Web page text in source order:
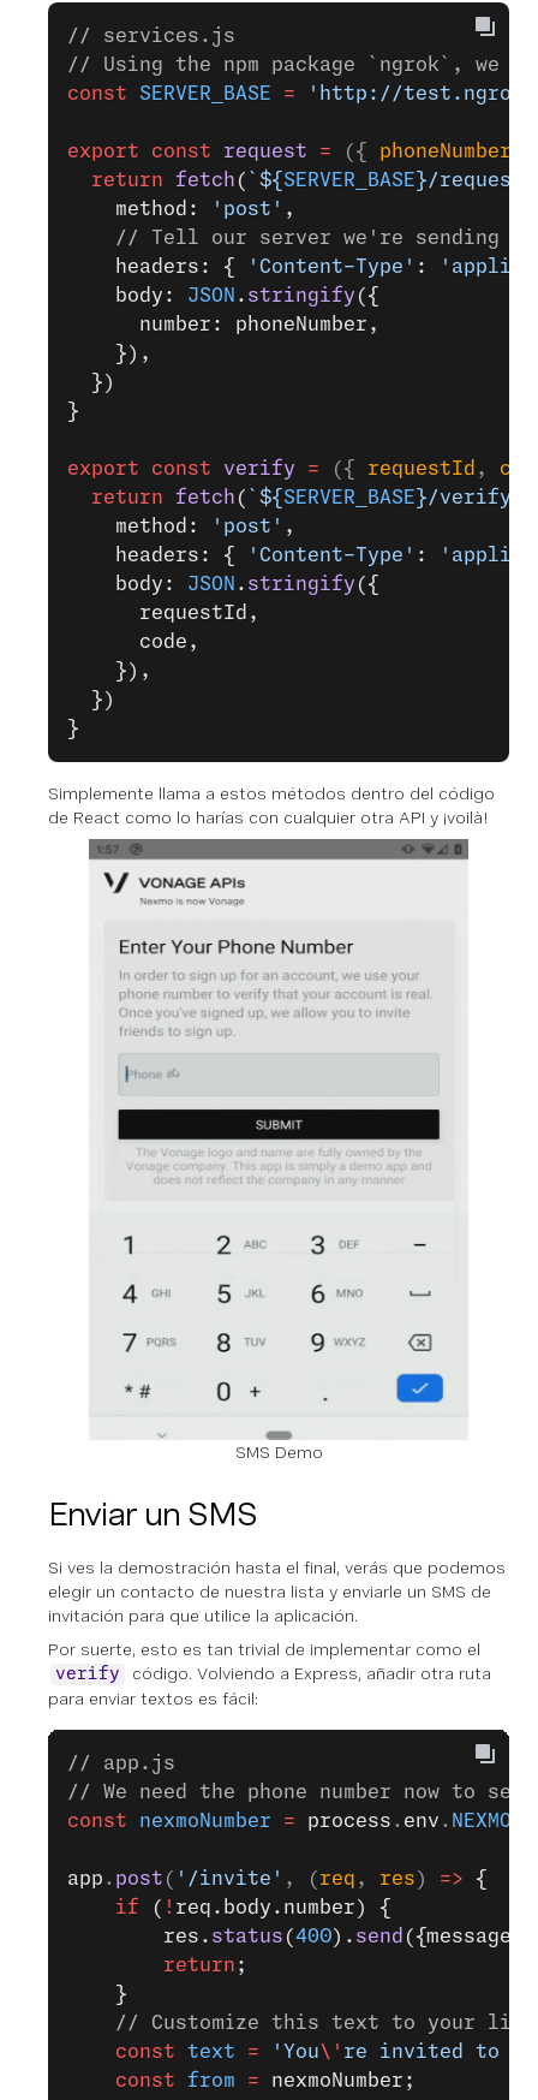
// services.js
// Using the npm package `ngrok`,
const SERVER_BASE = 'http://
export const request = ({ phoneNumber
  return
fetch ( `${ SERVER_BASE }/request`
    method:
'post' ,
// Tell our server we're sending
    headers: {
'Content-Type' :
    body:
JSON . stringify ({
      number: phoneNumber,
    }),
  })
}
export const verify = ({ requestId ,
  return
fetch ( `${ SERVER_BASE }/verify`
    method:
'post' ,
    headers: {
'Content-Type' :
    body:
JSON . stringify ({
      requestId,
      code,
    }),
  })
}
Simplemente llama a estos métodos dentro del código
de React como lo harías con cualquier otra API y ¡voilà!
SMS Demo
Enviar un SMS
Si ves la demostración hasta el final, verás que podemos
elegir un contacto de nuestra lista y enviarle un SMS de
invitación para que utilice la aplicación.
Por suerte, esto es tan trivial de implementar como el
verify
código. Volviendo a Express, añadir otra ruta
para enviar textos es fácil:
// app.js
// We need the phone number now to send
const nexmoNumber = process . env .
app . post ( '/invite' , ( req , res ) => {
    if
( ! req.body.number) {
        res.
status (400). send ({message:
        return
;
    }
// Customize this text to your
    const
text = 'You\' re invited to
    const
from = nexmoNumber;